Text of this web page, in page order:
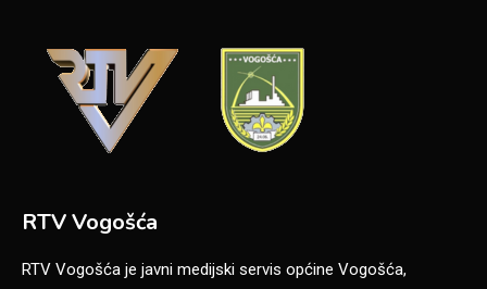
RTV Vogošća
RTV Vogošća je javni medijski servis općine Vogošća,